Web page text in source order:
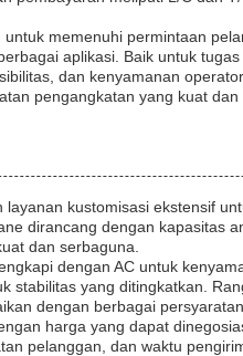
memenuhi permintaan
aplikasi. Baik untuk
dan kenyamanan
pengangkatan yang kuat dan
kustomisasi ekstensif
dirancang dengan kapasitas
dan serbaguna.
dengan AC untuk
stabilitas yang ditingkatkan.
dengan berbagai
harga yang dapat
pelanggan, dan waktu